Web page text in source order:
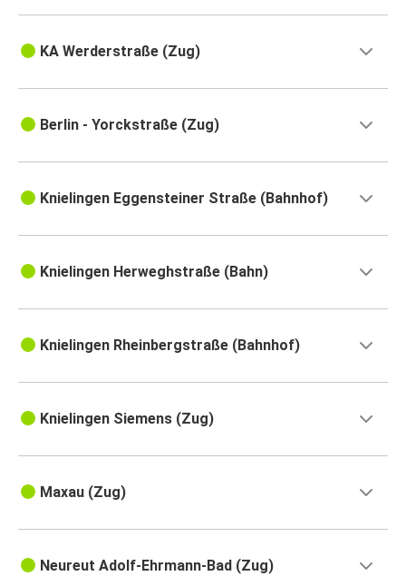
KA Werderstraße (Zug)
Berlin - Yorckstraße (Zug)
Knielingen Eggensteiner Straße (Bahnhof)
Knielingen Herweghstraße (Bahn)
Knielingen Rheinbergstraße (Bahnhof)
Knielingen Siemens (Zug)
Maxau (Zug)
Neureut Adolf-Ehrmann-Bad (Zug)